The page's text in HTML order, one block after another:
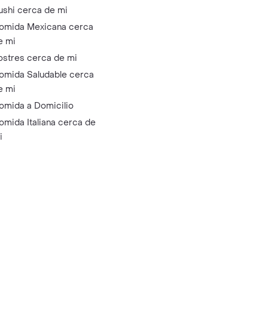
cerca de mi
Mexicana cerca
mi
cerca de mi
Saludable cerca
mi
a Domicilio
Italiana cerca de